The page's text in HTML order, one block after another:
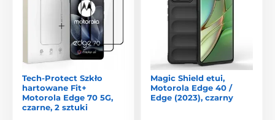
Tech-Protect Szkło
hartowane Fit+
Motorola Edge 70 5G,
czarne, 2 sztuki
Magic Shield etui,
Motorola Edge 40 /
Edge (2023), czarny